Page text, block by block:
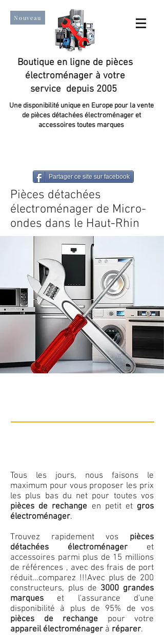
Nouveau
Boutique en ligne de pièces
électroménager à votre
service depuis 2005
Une disponibilité unique en Europe pour la vente
de pièces détachées électroménager et
accessoires toutes marques
Partager ce site sur facebook
Pièces détachées
électroménager de Micro-
ondes dans le Haut-Rhin
Tous les jours, nous faisons le
maximum pour vous proposer les prix
les plus bas du net pour toutes vos
pièces de rechange en petit et gros
électroménager.
Trouvez rapidement vos pièces
détachées électroménager et
accessoires parmi plus de 15 millions
de références , avec des frais de port
réduit...comparez !!!Avec plus de 200
constructeurs, plus de 3000 grandes
marques et l'assurance d'une
disponibilité à plus de 95% de vos
pièces de rechange pour votre
appareil électroménager à réparer.